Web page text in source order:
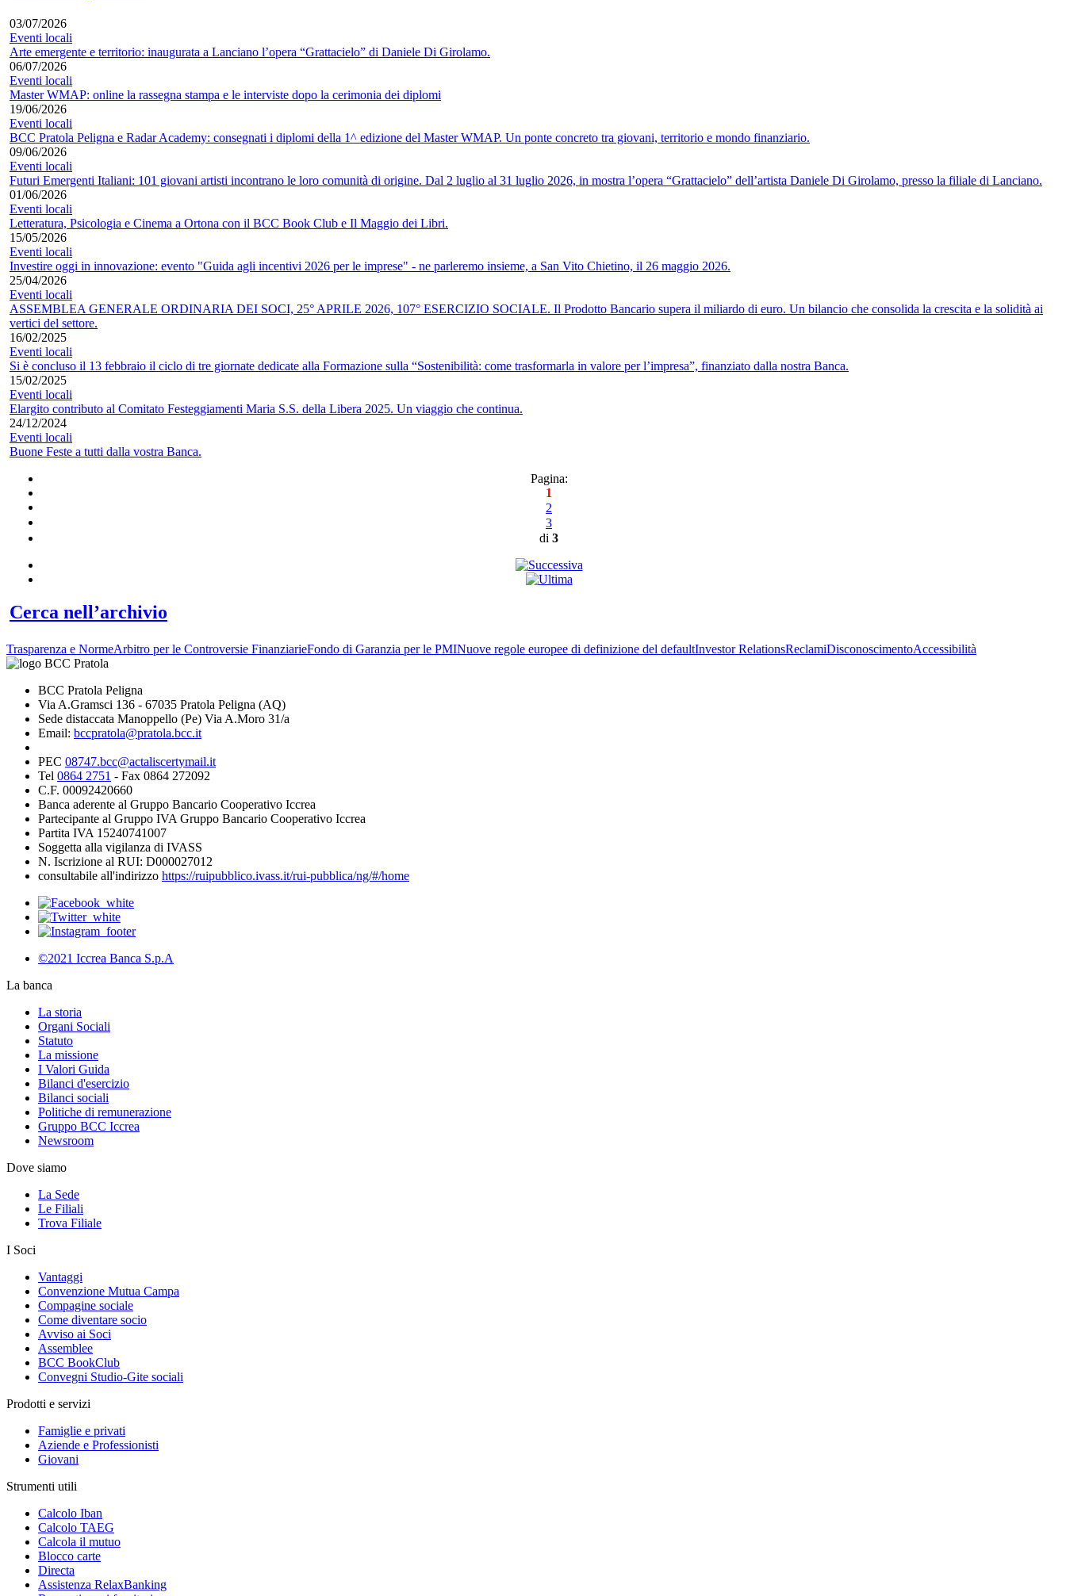
03/07/2026
Eventi locali
Arte emergente e territorio: inaugurata a Lanciano l’opera “Grattacielo” di Daniele Di Girolamo.
06/07/2026
Eventi locali
Master WMAP: online la rassegna stampa e le interviste dopo la cerimonia dei diplomi
19/06/2026
Eventi locali
BCC Pratola Peligna e Radar Academy: consegnati i diplomi della 1^ edizione del Master WMAP. Un ponte concreto tra giovani, territorio e mondo finanziario.
09/06/2026
Eventi locali
Futuri Emergenti Italiani: 101 giovani artisti incontrano le loro comunità di origine. Dal 2 luglio al 31 luglio 2026, in mostra l’opera “Grattacielo” dell’artista Daniele Di Girolamo, presso la filiale di Lanciano.
01/06/2026
Eventi locali
Letteratura, Psicologia e Cinema a Ortona con il BCC Book Club e Il Maggio dei Libri.
15/05/2026
Eventi locali
Investire oggi in innovazione: evento "Guida agli incentivi 2026 per le imprese" - ne parleremo insieme, a San Vito Chietino, il 26 maggio 2026.
25/04/2026
Eventi locali
ASSEMBLEA GENERALE ORDINARIA DEI SOCI, 25° APRILE 2026, 107° ESERCIZIO SOCIALE. Il Prodotto Bancario supera il miliardo di euro. Un bilancio che consolida la crescita e la solidità ai
vertici del settore.
16/02/2025
Eventi locali
Si è concluso il 13 febbraio il ciclo di tre giornate dedicate alla Formazione sulla “Sostenibilità: come trasformarla in valore per l’impresa”, finanziato dalla nostra Banca.
15/02/2025
Eventi locali
Elargito contributo al Comitato Festeggiamenti Maria S.S. della Libera 2025. Un viaggio che continua.
24/12/2024
Eventi locali
Buone Feste a tutti dalla vostra Banca.
Pagina:
1
2
3
di 3
Cerca nell’archivio
Trasparenza e NormeArbitro per le Controversie FinanziarieFondo di Garanzia per le PMINuove regole europee di definizione del defaultInvestor RelationsReclamiDisconoscimentoAccessibilità
BCC Pratola Peligna
Via A.Gramsci 136 - 67035 Pratola Peligna (AQ)
Sede distaccata Manoppello (Pe) Via A.Moro 31/a
Email: bccpratola@pratola.bcc.it
PEC 08747.bcc@actaliscertymail.it
Tel 0864 2751 - Fax 0864 272092
C.F. 00092420660
Banca aderente al Gruppo Bancario Cooperativo Iccrea
Partecipante al Gruppo IVA Gruppo Bancario Cooperativo Iccrea
Partita IVA 15240741007
Soggetta alla vigilanza di IVASS
N. Iscrizione al RUI: D000027012
consultabile all'indirizzo https://ruipubblico.ivass.it/rui-pubblica/ng/#/home
©2021 Iccrea Banca S.p.A
La banca
La storia
Organi Sociali
Statuto
La missione
I Valori Guida
Bilanci d'esercizio
Bilanci sociali
Politiche di remunerazione
Gruppo BCC Iccrea
Newsroom
Dove siamo
La Sede
Le Filiali
Trova Filiale
I Soci
Vantaggi
Convenzione Mutua Campa
Compagine sociale
Come diventare socio
Avviso ai Soci
Assemblee
BCC BookClub
Convegni Studio-Gite sociali
Prodotti e servizi
Famiglie e privati
Aziende e Professionisti
Giovani
Strumenti utili
Calcolo Iban
Calcolo TAEG
Calcola il mutuo
Blocco carte
Directa
Assistenza RelaxBanking